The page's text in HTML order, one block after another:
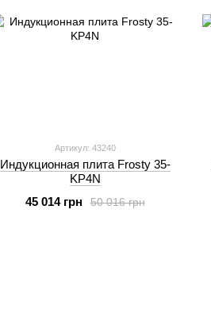
Артикул: 43240
Индукционная плита Frosty 35-
KP4N
50 016 грн
45 014 грн